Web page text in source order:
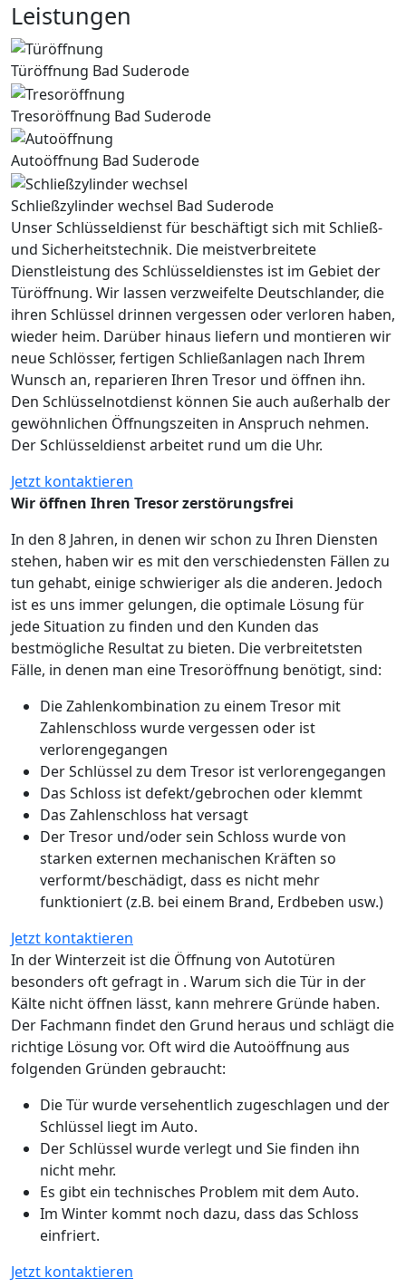
Leistungen
Türöffnung Bad Suderode
Tresoröffnung Bad Suderode
Autoöffnung Bad Suderode
Schließzylinder wechsel Bad Suderode
Unser Schlüsseldienst für beschäftigt sich mit Schließ-
und Sicherheitstechnik. Die meistverbreitete
Dienstleistung des Schlüsseldienstes ist im Gebiet der
Türöffnung. Wir lassen verzweifelte Deutschlander, die
ihren Schlüssel drinnen vergessen oder verloren haben,
wieder heim. Darüber hinaus liefern und montieren wir
neue Schlösser, fertigen Schließanlagen nach Ihrem
Wunsch an, reparieren Ihren Tresor und öffnen ihn.
Den Schlüsselnotdienst können Sie auch außerhalb der
gewöhnlichen Öffnungszeiten in Anspruch nehmen.
Der Schlüsseldienst arbeitet rund um die Uhr.
Jetzt kontaktieren
Wir öffnen Ihren Tresor zerstörungsfrei
In den 8 Jahren, in denen wir schon zu Ihren Diensten
stehen, haben wir es mit den verschiedensten Fällen zu
tun gehabt, einige schwieriger als die anderen. Jedoch
ist es uns immer gelungen, die optimale Lösung für
jede Situation zu finden und den Kunden das
bestmögliche Resultat zu bieten. Die verbreitetsten
Fälle, in denen man eine Tresoröffnung benötigt, sind:
Die Zahlenkombination zu einem Tresor mit
Zahlenschloss wurde vergessen oder ist
verlorengegangen
Der Schlüssel zu dem Tresor ist verlorengegangen
Das Schloss ist defekt/gebrochen oder klemmt
Das Zahlenschloss hat versagt
Der Tresor und/oder sein Schloss wurde von
starken externen mechanischen Kräften so
verformt/beschädigt, dass es nicht mehr
funktioniert (z.B. bei einem Brand, Erdbeben usw.)
Jetzt kontaktieren
In der Winterzeit ist die Öffnung von Autotüren
besonders oft gefragt in . Warum sich die Tür in der
Kälte nicht öffnen lässt, kann mehrere Gründe haben.
Der Fachmann findet den Grund heraus und schlägt die
richtige Lösung vor. Oft wird die Autoöffnung aus
folgenden Gründen gebraucht:
Die Tür wurde versehentlich zugeschlagen und der
Schlüssel liegt im Auto.
Der Schlüssel wurde verlegt und Sie finden ihn
nicht mehr.
Es gibt ein technisches Problem mit dem Auto.
Im Winter kommt noch dazu, dass das Schloss
einfriert.
Jetzt kontaktieren